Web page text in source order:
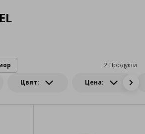
Цвят: Цена:
2 Продукти